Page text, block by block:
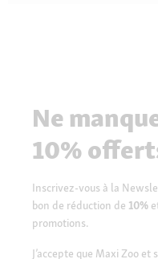
Ne
10%
Inscrivez-vous à la
bon de réduction de 10%
promotions.
J’accepte que Maxi Zoo